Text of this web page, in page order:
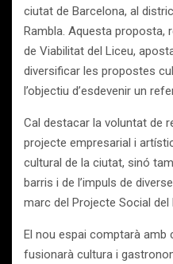
ciutat de Barcelona, al
Rambla. Aquesta proposta,
de Viabilitat del Liceu,
diversificar les propostes
l’objectiu d’esdevenir un
Cal destacar la voluntat de
projecte empresarial i
cultural de la ciutat, sinó
barris i de l’impuls de
marc del Projecte Social del
El nou espai comptarà amb
fusionarà cultura i